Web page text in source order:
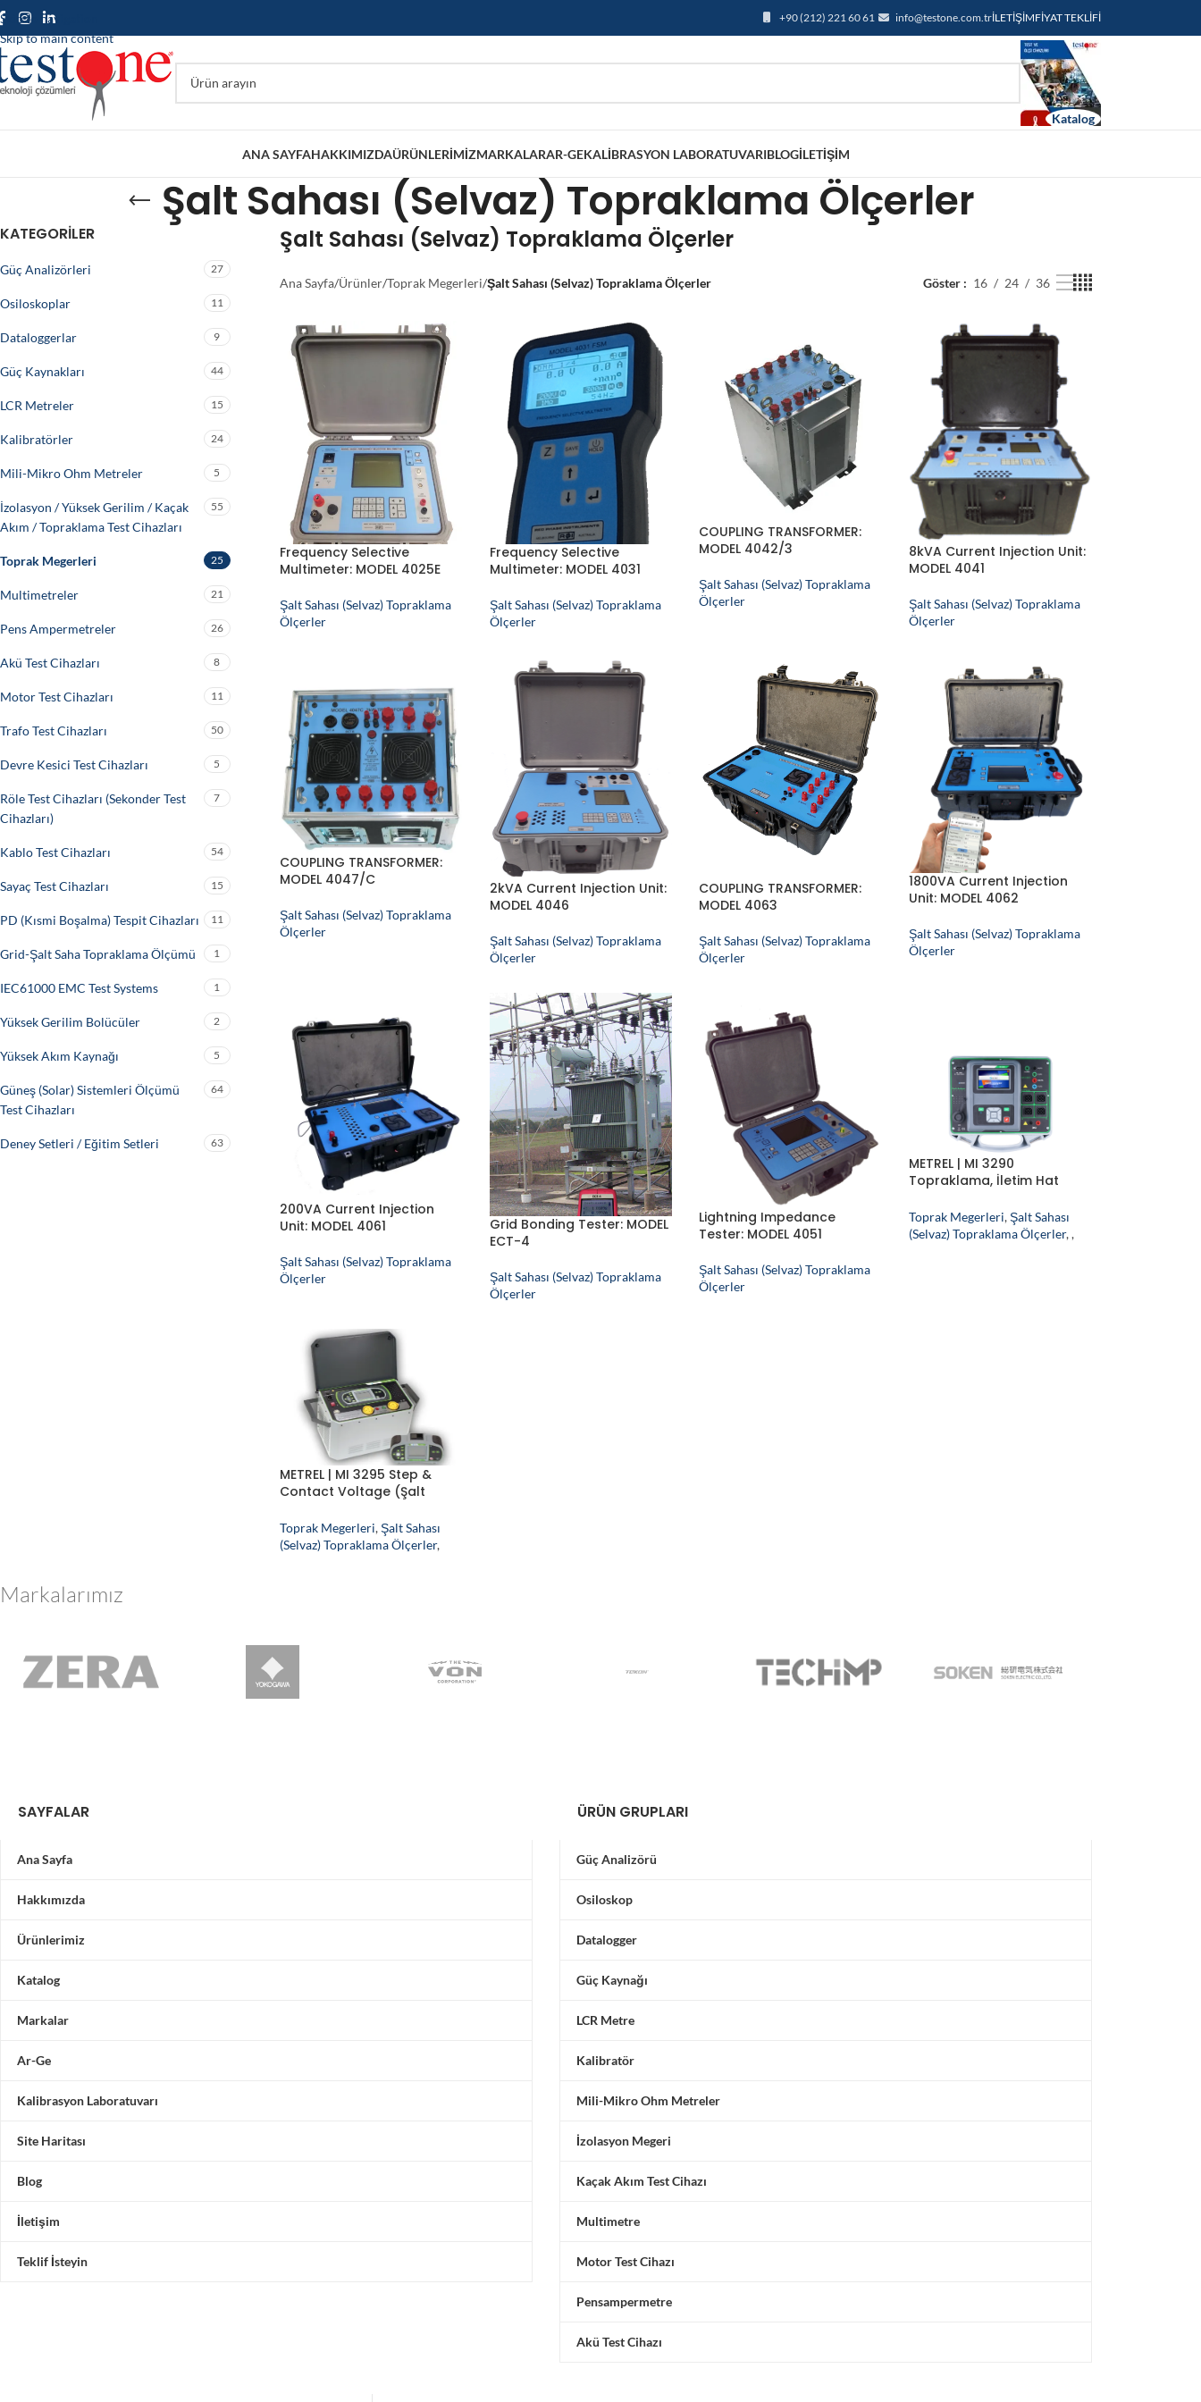
Skip to navigation
Skip to main content
+90 (212) 221 60 61 info@testone.com.trİLETIŞIMFIYAT TEKLIFI
ANA SAYFAHAKKIMIZDAÜRÜNLERIMIZMARKALARAR-GEKALIBRASYON LABORATUVARIBLOGİLETIŞIM
Şalt Sahası (Selvaz) Topraklama Ölçerler
KATEGORILER
Güç Analizörleri 27
Osiloskoplar 11
Dataloggerlar 9
Güç Kaynakları 44
LCR Metreler 15
Kalibratörler 24
Mili-Mikro Ohm Metreler 5
İzolasyon / Yüksek Gerilim / Kaçak
Akım / Topraklama Test Cihazları
55
Toprak Megerleri 25
Multimetreler 21
Pens Ampermetreler 26
Akü Test Cihazları 8
Motor Test Cihazları 11
Trafo Test Cihazları 50
Devre Kesici Test Cihazları 5
Röle Test Cihazları (Sekonder Test
Cihazları)
7
Kablo Test Cihazları 54
Sayaç Test Cihazları 15
PD (Kısmi Boşalma) Tespit Cihazları 11
Grid-Şalt Saha Topraklama Ölçümü 1
IEC61000 EMC Test Systems 1
Yüksek Gerilim Bolücüler 2
Yüksek Akım Kaynağı 5
Güneş (Solar) Sistemleri Ölçümü
Test Cihazları
64
Deney Setleri / Eğitim Setleri 63
Şalt Sahası (Selvaz) Topraklama Ölçerler
Ana Sayfa/Ürünler/Toprak Megerleri/Şalt Sahası (Selvaz) Topraklama Ölçerler Göster 16 24 36
Frequency Selective
Multimeter: MODEL 4025E
Şalt Sahası (Selvaz) Topraklama
Ölçerler
Frequency Selective
Multimeter: MODEL 4031
Şalt Sahası (Selvaz) Topraklama
Ölçerler
COUPLING TRANSFORMER:
MODEL 4042/3
Şalt Sahası (Selvaz) Topraklama
Ölçerler
8kVA Current Injection Unit:
MODEL 4041
Şalt Sahası (Selvaz) Topraklama
Ölçerler
COUPLING TRANSFORMER:
MODEL 4047/C
Şalt Sahası (Selvaz) Topraklama
Ölçerler
2kVA Current Injection Unit:
MODEL 4046
Şalt Sahası (Selvaz) Topraklama
Ölçerler
COUPLING TRANSFORMER:
MODEL 4063
Şalt Sahası (Selvaz) Topraklama
Ölçerler
1800VA Current Injection
Unit: MODEL 4062
Şalt Sahası (Selvaz) Topraklama
Ölçerler
200VA Current Injection
Unit: MODEL 4061
Şalt Sahası (Selvaz) Topraklama
Ölçerler
Grid Bonding Tester: MODEL
ECT-4
Şalt Sahası (Selvaz) Topraklama
Ölçerler
Lightning Impedance
Tester: MODEL 4051
Şalt Sahası (Selvaz) Topraklama
Ölçerler
METREL | MI 3290
Topraklama, İletim Hat
Cihazı
Toprak Megerleri,Şalt Sahası
(Selvaz) Topraklama Ölçerler,,
METREL | MI 3295 Step &
Contact Voltage (Şalt
Sistemi
Toprak Megerleri,Şalt Sahası
(Selvaz) Topraklama Ölçerler,
Markalarımız
SAYFALAR
Ana Sayfa
Hakkımızda
Ürünlerimiz
Katalog
Markalar
Ar-Ge
Kalibrasyon Laboratuvarı
Site Haritası
Blog
İletişim
Teklif İsteyin
ÜRÜN GRUPLARI
Güç Analizörü
Osiloskop
Datalogger
Güç Kaynağı
LCR Metre
Kalibratör
Mili-Mikro Ohm Metreler
İzolasyon Megeri
Kaçak Akım Test Cihazı
Multimetre
Motor Test Cihazı
Pensampermetre
Akü Test Cihazı